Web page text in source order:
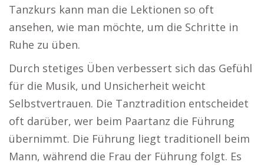
Tanzkurs kann man die Lektionen so oft
ansehen, wie man möchte, um die Schritte in
Ruhe zu üben.
Durch stetiges Üben verbessert sich das Gefühl
für die Musik, und Unsicherheit weicht
Selbstvertrauen. Die Tanztradition entscheidet
oft darüber, wer beim Paartanz die Führung
übernimmt. Die Führung liegt traditionell beim
Mann, während die Frau der Führung folgt. Es